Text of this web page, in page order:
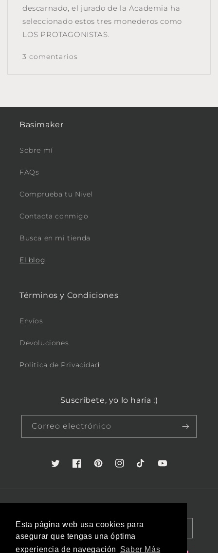
Esta página web usa cookies para
asegurar que tengas una óptima
experiencia de navegación
Saber Más
descarnado, el jurado de la Academia ha
seleccionado estos tres monederos como
LOS PROTAGONISTAS.
3 comentarios
Basimaker
Sobre mí
FAQs
Comprueba tu Nivel
Contacta conmigo
Busca en mi tienda
El blog
Términos y Condiciones
Envíos
Devoluciones
Politica de Privacidad
Suscríbete, yo lo haría ;)
Correo electrónico
TwitterFacebookPinterestInstagramTikTokYouTube
España (EUR €) Español